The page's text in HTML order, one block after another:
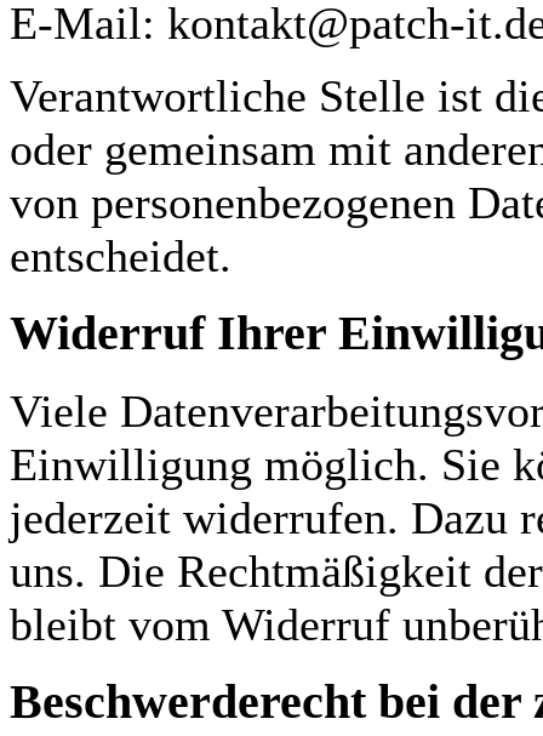
E-Mail: kontakt@patch-
Verantwortliche Stelle ist
oder gemeinsam mit
von personenbezogenen
entscheidet.
Widerruf Ihrer
Viele
Einwilligung möglich. Sie
jederzeit widerrufen. Dazu
uns. Die Rechtmäßigkeit
bleibt vom Widerruf
Beschwerderecht bei